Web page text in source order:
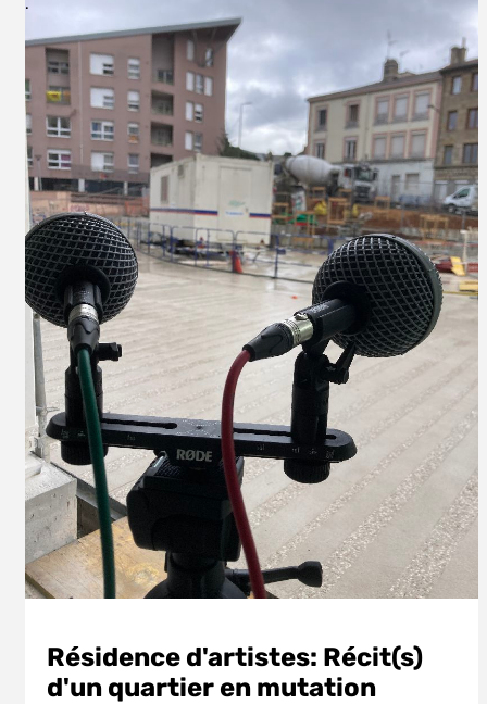
.
Résidence d'artistes: Récit(s)
d'un quartier en mutation